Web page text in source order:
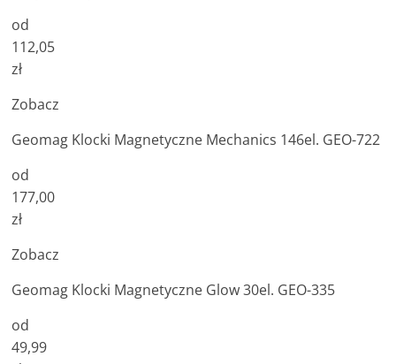
od
112,05
zł
Zobacz
Geomag Klocki Magnetyczne Mechanics 146el. GEO-722
od
177,00
zł
Zobacz
Geomag Klocki Magnetyczne Glow 30el. GEO-335
od
49,99